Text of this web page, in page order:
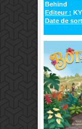
Behind
Editeur :
Date de